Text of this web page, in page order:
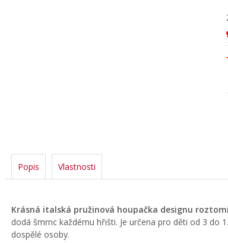
Popis Vlastnosti
Krásná italská pružinová houpačka designu
dodá šmrnc každému hřišti. Je určena pro děti od 3 do
dospělé osoby.